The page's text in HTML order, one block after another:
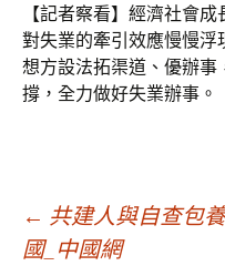
【記者察看】經濟社會
對失業的牽引效應慢慢浮
想方設法拓渠道、優辦事
撐，全力做好失業辦事。
文
← 共建人與自查包
國_中國網